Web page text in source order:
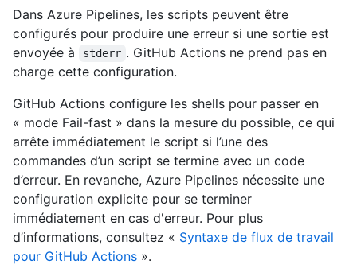
Dans Azure Pipelines, les scripts peuvent être
configurés pour produire une erreur si une sortie est
envoyée à
stderr . GitHub Actions ne prend pas en
charge cette configuration.
GitHub Actions configure les shells pour passer en
« mode Fail-fast » dans la mesure du possible, ce qui
arrête immédiatement le script si l’une des
commandes d’un script se termine avec un code
d’erreur. En revanche, Azure Pipelines nécessite une
configuration explicite pour se terminer
immédiatement en cas d'erreur. Pour plus
d’informations, consultez « Syntaxe de flux de travail
pour GitHub Actions ».